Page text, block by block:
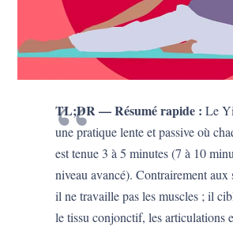
TL;DR — Résumé rapide : Le
une pratique lente et passive où
est tenue 3 à 5 minutes (7 à 10
niveau avancé). Contrairement aux
il ne travaille pas les muscles ; il
le tissu conjonctif, les articulations